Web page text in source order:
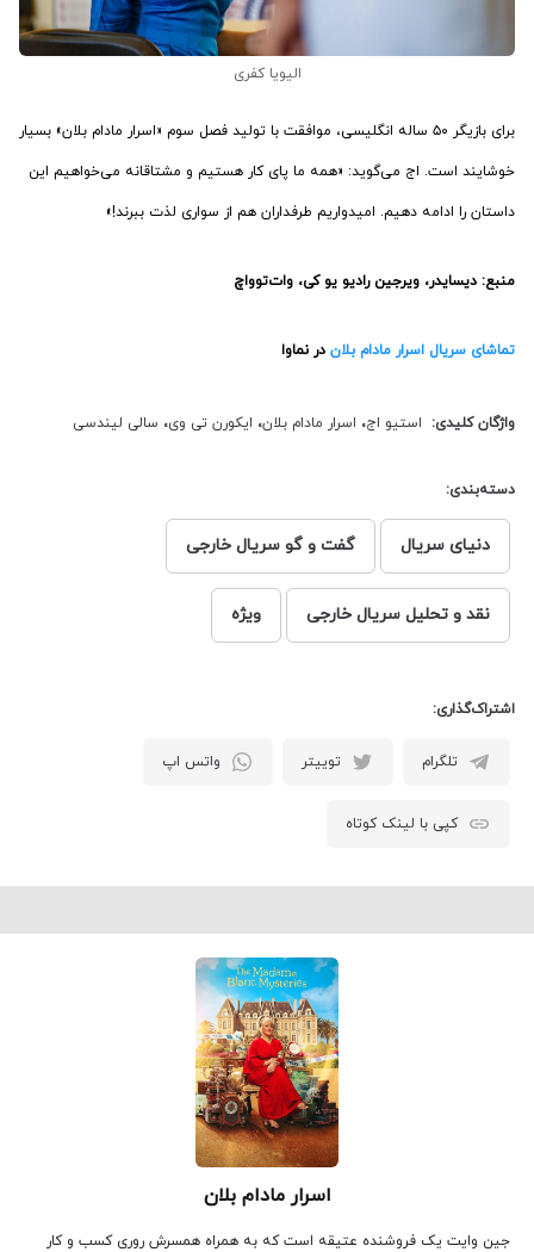
الیویا کفری
برای بازیگر ۵۰ ساله انگلیسی، موافقت با تولید فصل سوم «اسرار مادام بلان» بسیار
خوشایند است. اج می‌گوید: «همه ما پای کار هستیم و مشتاقانه می‌خواهیم این
داستان را ادامه دهیم. امیدواریم طرفداران هم از سواری لذت ببرند!»
منبع: دیسایدر، ویرجین رادیو یو کی، وات‌توواچ
تماشای سریال اسرار مادام بلان در نماوا
واژگان کلیدی: استیو اج، اسرار مادام بلان، ایکورن تی وی، سالی لیندسی
دسته‌بندی:
دنیای سریال گفت و گو سریال خارجی
نقد و تحلیل سریال خارجی ویژه
اشتراک‌گذاری:
تلگرام توییتر واتس اپ
کپی با لینک کوتاه
اسرار مادام بلان
جین وایت یک فروشنده عتیقه است که به همراه همسرش روری کسب و کار